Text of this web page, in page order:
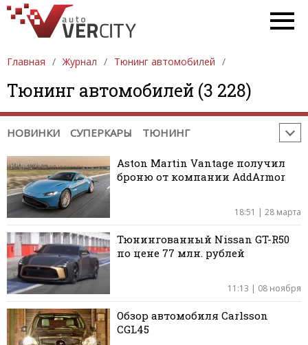
Главная Журнал Тюнинг автомобилей
Тюнинг автомобилей (3 228)
НОВИНКИ СУПЕРКАРЫ ТЮНИНГ
РЕМОНТ / ДИАГНОСТИКА
ПРОБЛЕМЫ НА ДОРОГЕ
СОВЕТЫ ПРИ ПОКУПКЕ / ПРОДАЖЕ
РЕКЛАМА
Aston Martin Vantage получил
броню от компании AddArmor
18:51 | 28 марта
Тюнингованный Nissan GT-R50
по цене 77 млн. рублей
11:13 | 08 ноября
Обзор автомобиля Carlsson
CGL45